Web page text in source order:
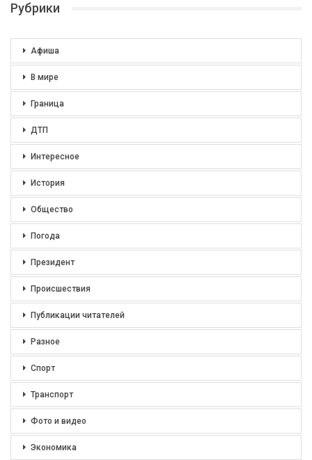
Рубрики
Афиша
В мире
Граница
ДТП
Интересное
История
Общество
Погода
Президент
Происшествия
Публикации читателей
Разное
Спорт
Транспорт
Фото и видео
Экономика